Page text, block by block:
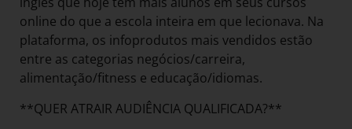
online do que a escola inteira em que lecionava. Na
plataforma, os infoprodutos mais vendidos estão
entre as categorias negócios/carreira,
alimentação/fitness e educação/idiomas.
**QUER ATRAIR AUDIÊNCIA QUALIFICADA?**